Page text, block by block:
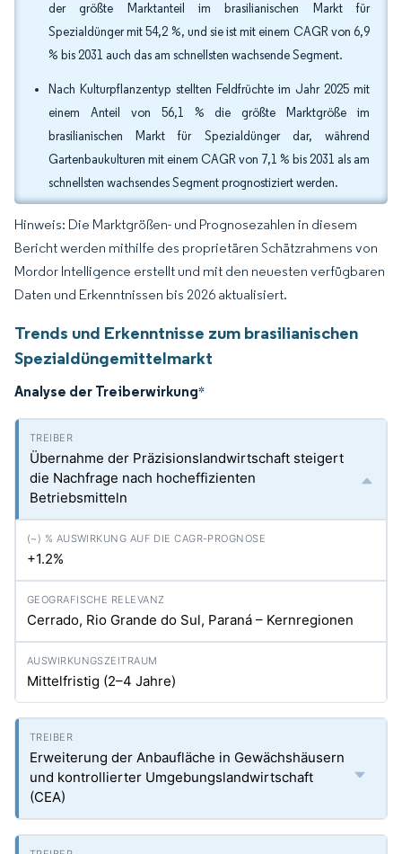
der größte Marktanteil im brasilianischen Markt für
Spezialdünger mit 54,2 %, und sie ist mit einem CAGR von 6,9
% bis 2031 auch das am schnellsten wachsende Segment.
Nach Kulturpflanzentyp stellten Feldfrüchte im Jahr 2025 mit
einem Anteil von 56,1 % die größte Marktgröße im
brasilianischen Markt für Spezialdünger dar, während
Gartenbaukulturen mit einem CAGR von 7,1 % bis 2031 als am
schnellsten wachsendes Segment prognostiziert werden.
Hinweis: Die Marktgrößen- und Prognosezahlen in diesem
Bericht werden mithilfe des proprietären Schätzrahmens von
Mordor Intelligence erstellt und mit den neuesten verfügbaren
Daten und Erkenntnissen bis 2026 aktualisiert.
Trends und Erkenntnisse zum brasilianischen
Spezialdüngemittelmarkt
Analyse der Treiberwirkung*
Übernahme der Präzisionslandwirtschaft steigert
die Nachfrage nach hocheffizienten
Betriebsmitteln
+1.2%
Cerrado, Rio Grande do Sul, Paraná – Kernregionen
Mittelfristig (2–4 Jahre)
Erweiterung der Anbaufläche in Gewächshäusern
und kontrollierter Umgebungslandwirtschaft
(CEA)